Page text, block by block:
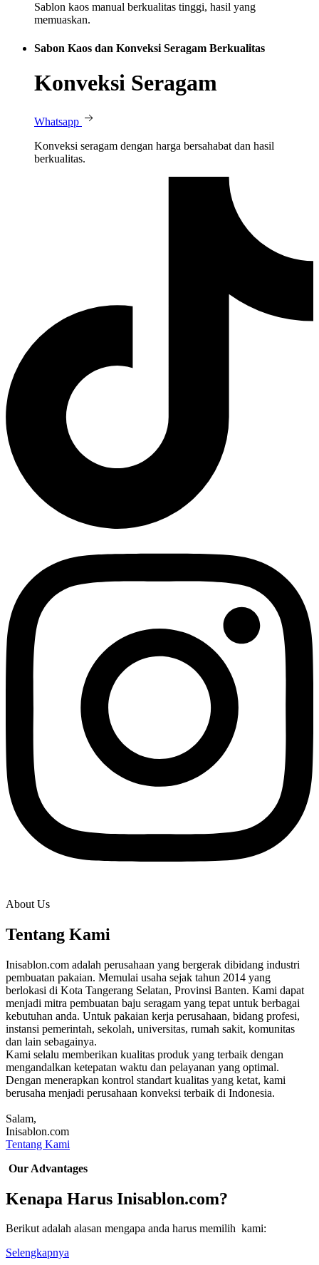
Sablon kaos manual berkualitas tinggi, hasil yang
memuaskan.
Sabon Kaos dan Konveksi Seragam Berkualitas
Konveksi Seragam
Whatsapp
Konveksi seragam dengan harga bersahabat dan hasil
berkualitas.
About Us
Tentang Kami
Inisablon.com adalah perusahaan yang bergerak dibidang industri
pembuatan pakaian. Memulai usaha sejak tahun 2014 yang
berlokasi di Kota Tangerang Selatan, Provinsi Banten. Kami dapat
menjadi mitra pembuatan baju seragam yang tepat untuk berbagai
kebutuhan anda. Untuk pakaian kerja perusahaan, bidang profesi,
instansi pemerintah, sekolah, universitas, rumah sakit, komunitas
dan lain sebagainya.
Kami selalu memberikan kualitas produk yang terbaik dengan
mengandalkan ketepatan waktu dan pelayanan yang optimal.
Dengan menerapkan kontrol standart kualitas yang ketat, kami
berusaha menjadi perusahaan konveksi terbaik di Indonesia.
Salam,
Inisablon.com
Tentang Kami
Our Advantages
Kenapa Harus Inisablon.com?
Berikut adalah alasan mengapa anda harus memilih kami:
Selengkapnya